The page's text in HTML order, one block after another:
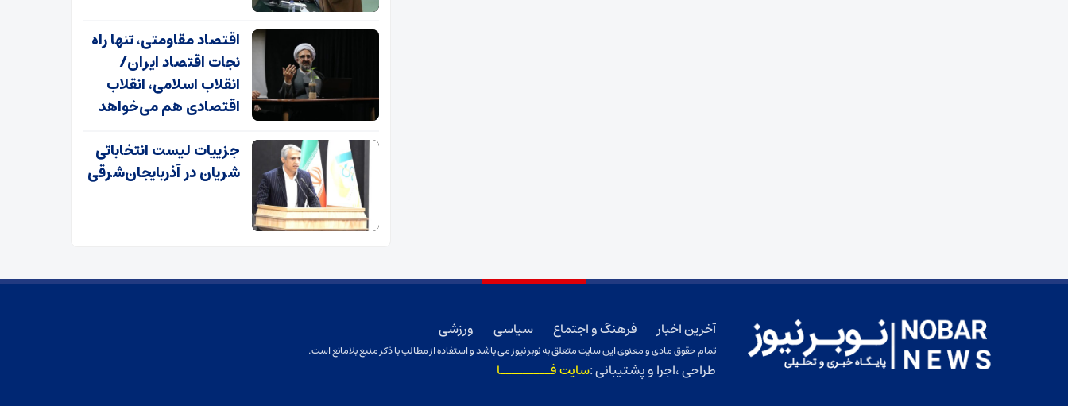
اقتصاد مقاومتی، تنها راه
نجات اقتصاد ایران/
انقلاب اسلامی، انقلاب
اقتصادی هم می‌خواهد
جزییات لیست انتخاباتی
شریان در آذربایجان‌شرقی
آخرین اخبار فرهنگ و اجتماع سیاسی ورزشی
تمام حقوق مادی و معنوی این سایت متعلق به نوبر نیوز می باشد و استفاده از مطالب با ذکر منبع بلامانع است.
طراحی ،اجرا و پشتیبانی :سایت فـــــــــا